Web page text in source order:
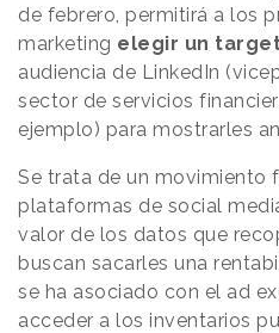
de febrero, permitirá a los
marketing elegir un
audiencia de LinkedIn
sector de servicios
ejemplo) para mostrarles
Se trata de un movimiento
plataformas de social
valor de los datos que
buscan sacarles una
se ha asociado con el ad
acceder a los inventarios